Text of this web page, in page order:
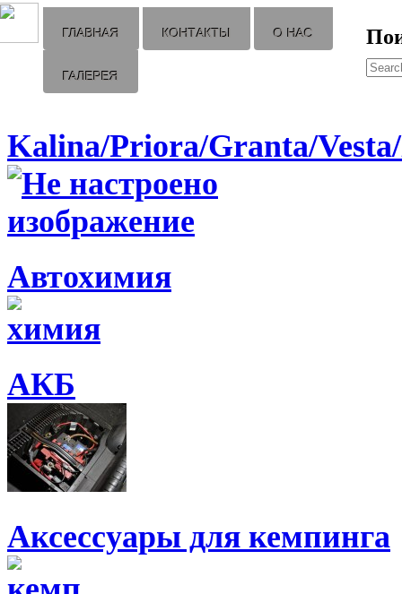
ГЛАВНАЯ КОНТАКТЫ О НАС
ГАЛЕРЕЯ
Kalina/Priora/Granta/
Автохимия
АКБ
Аксессуары для кемпинга